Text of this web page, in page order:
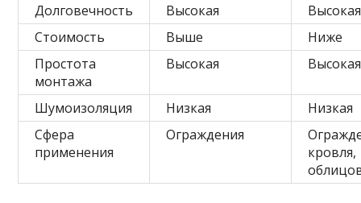
Долговечность
Высокая
Высокая
Стоимость
Выше
Ниже
Простота
монтажа
Высокая Высокая
Шумоизоляция Низкая
Низкая
Сфера
применения
Ограждения
кровля,